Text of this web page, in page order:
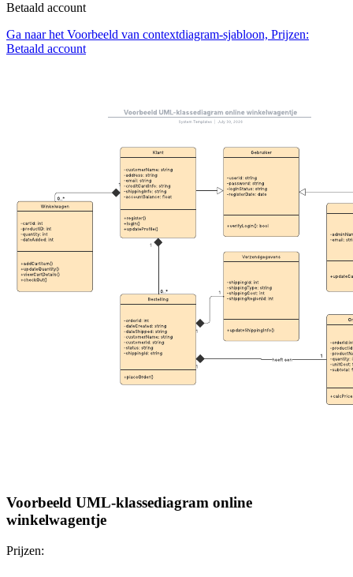
Betaald account
Ga naar het Voorbeeld van contextdiagram-sjabloon, Prijzen:
Betaald account
Voorbeeld UML-klassediagram online
winkelwagentje
Prijzen: